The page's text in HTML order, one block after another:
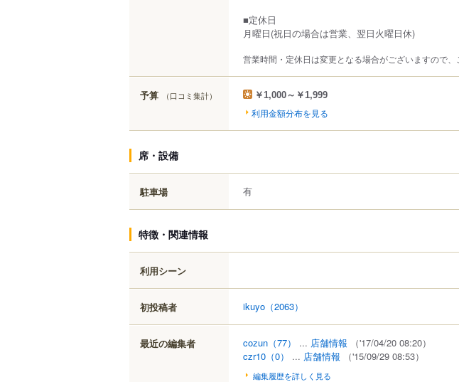
■定休日
月曜日(祝日の場合は営業、翌日火曜日休)
営業時間・定休日は変更となる場合がございますので、
予算 （口コミ集計） ￥1,000～￥1,999
利用金額分布を見る
席・設備
駐車場 有
特徴・関連情報
利用シーン
初投稿者 ikuyo （2063）
最近の編集者 cozun （77） ... 店舗情報
（'17/04/20 08:20）
czr10 （0） ... 店舗情報 （'15/09/29 08:53）
編集履歴を詳しく見る